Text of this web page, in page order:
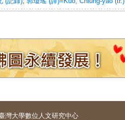
灣大學數位人文研究中心